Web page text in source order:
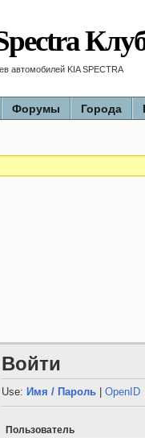
автомобилей KIA SPECTRA
Форумы Города
Войти
Use: Имя / Пароль |OpenID
Пользователь